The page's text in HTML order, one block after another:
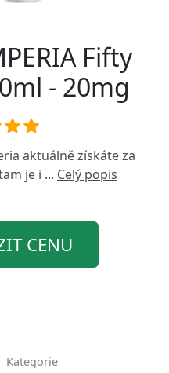
Fifty
- 20mg
aktuálně získáte za
je i ... Celý popis
CENU
Kategorie